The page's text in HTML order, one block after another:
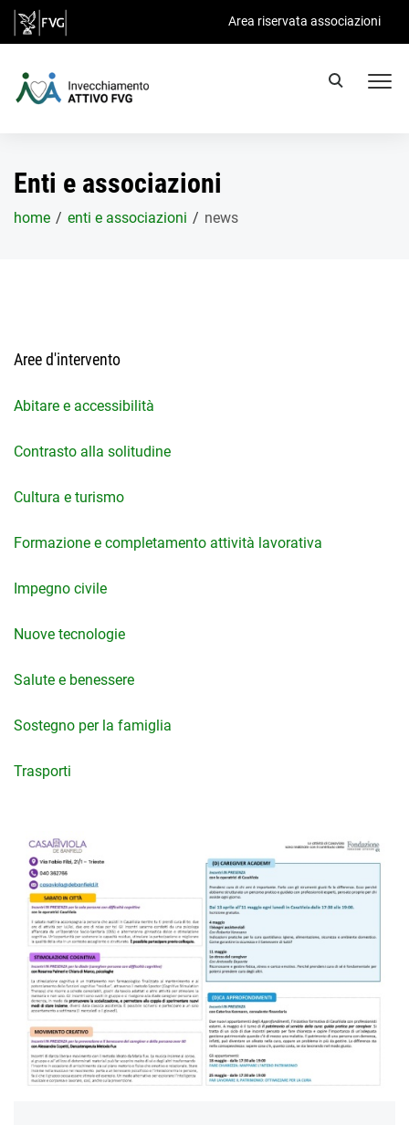
Salta al contenuto principale
Area riservata associazioni
Enti e associazioni
home enti e associazioni news
Aree d'intervento
Abitare e accessibilità
Contrasto alla solitudine
Cultura e turismo
Formazione e completamento attività lavorativa
Impegno civile
Nuove tecnologie
Salute e benessere
Sostegno per la famiglia
Trasporti